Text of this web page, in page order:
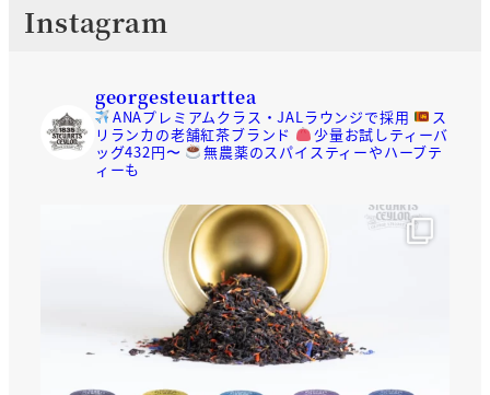
Instagram
georgesteuarttea
ANAプレミアムクラス・JALラウンジで採用
ス
リランカの老舗紅茶ブランド
少量お試しティーバ
ッグ432円〜
無農薬のスパイスティーやハーブテ
ィーも